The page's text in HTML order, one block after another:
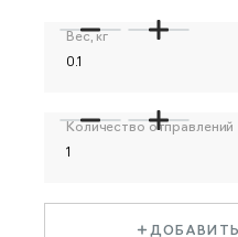
Вес, кг
Количество отправлений